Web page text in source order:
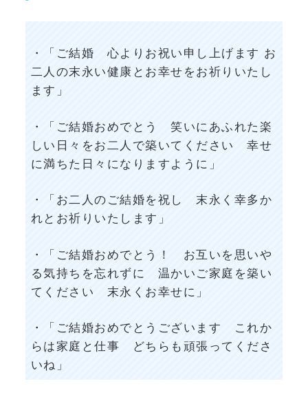
・「ご結婚 心よりお祝い申し上げます お
二人の末永い健康とお幸せをお祈りいたし
ます」
・「ご結婚おめでとう 笑いにあふれた楽
しい日々をお二人で築いてください 幸せ
に満ちた日々になりますように」
・「お二人のご結婚を祝し 末永く幸多か
れとお祈りいたします」
・「ご結婚おめでとう！ お互いを思いや
る気持ちを忘れずに 温かいご家庭を築い
てください 末永くお幸せに」
・「ご結婚おめでとうございます これか
らは家庭と仕事 どちらも頑張ってくださ
いね」